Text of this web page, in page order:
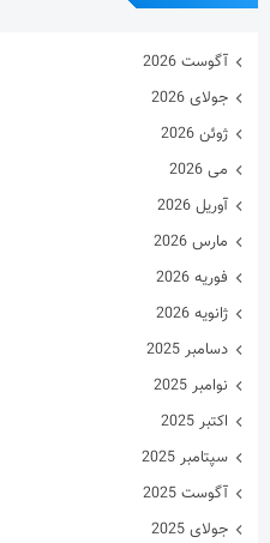
آگوست 2026
جولای 2026
ژوئن 2026
می 2026
آوریل 2026
مارس 2026
فوریه 2026
ژانویه 2026
دسامبر 2025
نوامبر 2025
اکتبر 2025
سپتامبر 2025
آگوست 2025
جولای 2025